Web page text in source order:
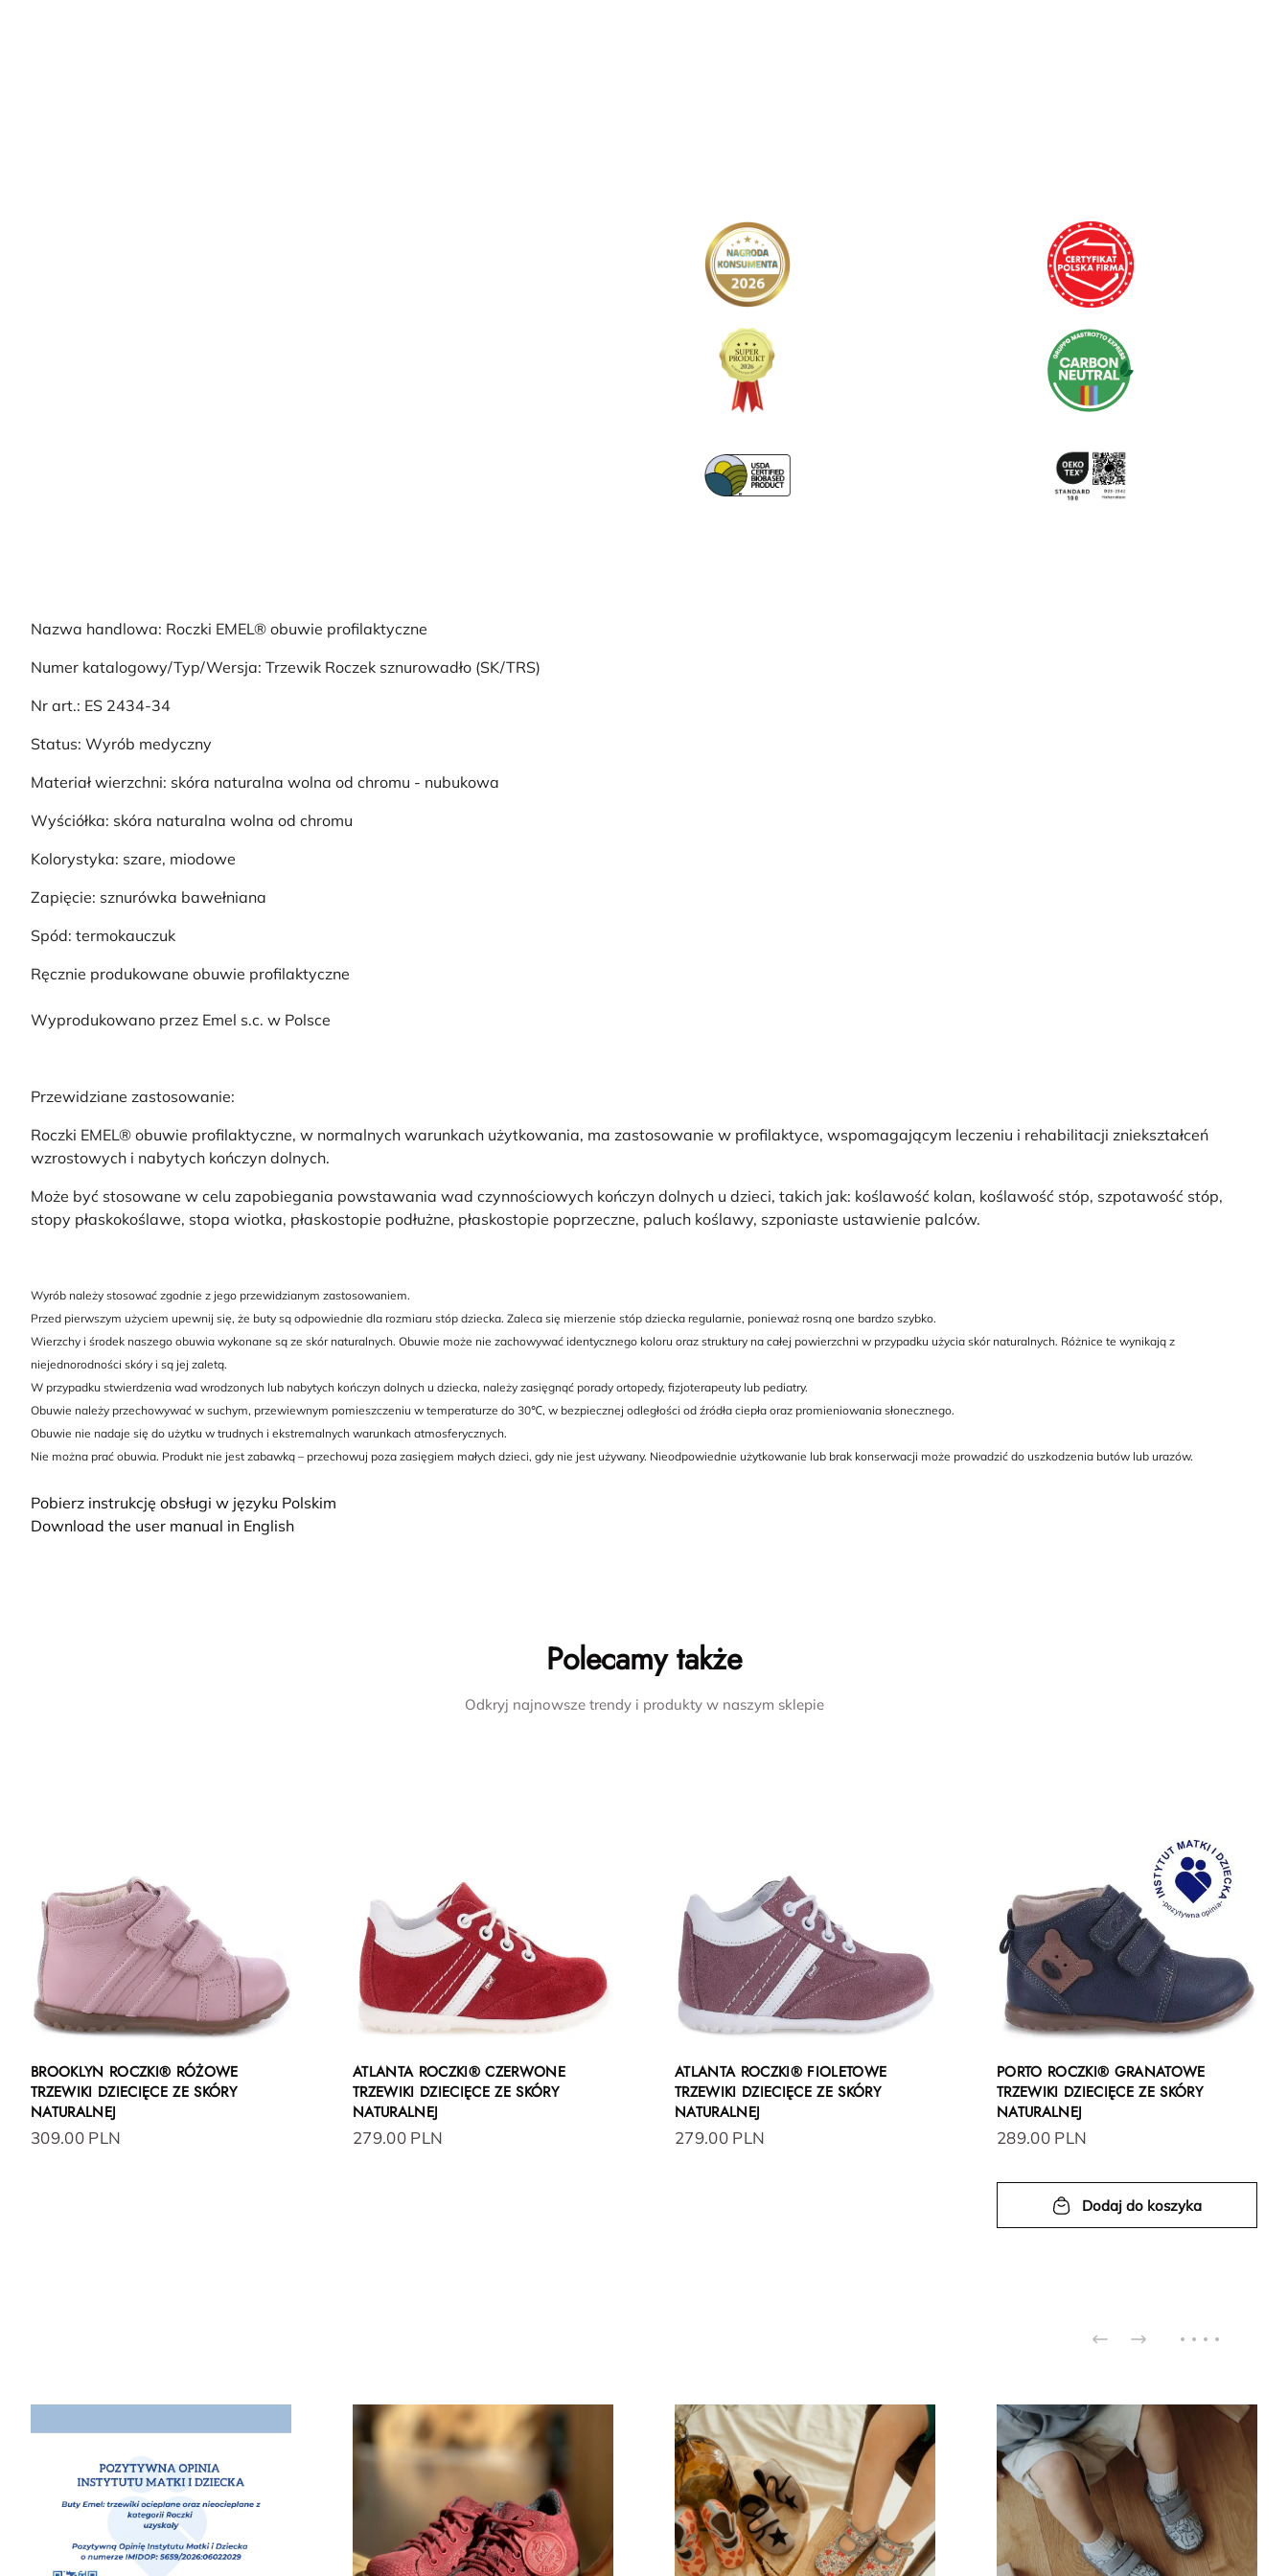
Nazwa handlowa: Roczki EMEL® obuwie profilaktyczne
Numer katalogowy/Typ/Wersja: Trzewik Roczek sznurowadło (SK/TRS)
Nr art.: ES 2434-34
Status: Wyrób medyczny
Materiał wierzchni: skóra naturalna wolna od chromu - nubukowa
Wyściółka: skóra naturalna wolna od chromu
Kolorystyka: szare, miodowe
Zapięcie: sznurówka bawełniana
Spód: termokauczuk
Ręcznie produkowane obuwie profilaktyczne
Wyprodukowano przez Emel s.c. w Polsce
Przewidziane zastosowanie:
Roczki EMEL® obuwie profilaktyczne, w normalnych warunkach użytkowania, ma zastosowanie w profilaktyce, wspomagającym leczeniu i rehabilitacji zniekształceń
wzrostowych i nabytych kończyn dolnych.
Może być stosowane w celu zapobiegania powstawania wad czynnościowych kończyn dolnych u dzieci, takich jak: koślawość kolan, koślawość stóp, szpotawość stóp,
stopy płaskokoślawe, stopa wiotka, płaskostopie podłużne, płaskostopie poprzeczne, paluch koślawy, szponiaste ustawienie palców.
Wyrób należy stosować zgodnie z jego przewidzianym zastosowaniem.
Przed pierwszym użyciem upewnij się, że buty są odpowiednie dla rozmiaru stóp dziecka. Zaleca się mierzenie stóp dziecka regularnie, ponieważ rosną one bardzo szybko.
Wierzchy i środek naszego obuwia wykonane są ze skór naturalnych. Obuwie może nie zachowywać identycznego koloru oraz struktury na całej powierzchni w przypadku użycia skór naturalnych. Różnice te wynikają z
niejednorodności skóry i są jej zaletą.
W przypadku stwierdzenia wad wrodzonych lub nabytych kończyn dolnych u dziecka, należy zasięgnąć porady ortopedy, fizjoterapeuty lub pediatry.
Obuwie należy przechowywać w suchym, przewiewnym pomieszczeniu w temperaturze do 30℃, w bezpiecznej odległości od źródła ciepła oraz promieniowania słonecznego.
Obuwie nie nadaje się do użytku w trudnych i ekstremalnych warunkach atmosferycznych.
Nie można prać obuwia. Produkt nie jest zabawką – przechowuj poza zasięgiem małych dzieci, gdy nie jest używany. Nieodpowiednie użytkowanie lub brak konserwacji może prowadzić do uszkodzenia butów lub urazów.
Pobierz instrukcję obsługi w języku Polskim
Download the user manual in English
Polecamy także
Odkryj najnowsze trendy i produkty w naszym sklepie
BROOKLYN ROCZKI® RÓŻOWE
TRZEWIKI DZIECIĘCE ZE SKÓRY
NATURALNEJ
309.00 PLN
ATLANTA ROCZKI® CZERWONE
TRZEWIKI DZIECIĘCE ZE SKÓRY
NATURALNEJ
279.00 PLN
ATLANTA ROCZKI® FIOLETOWE
TRZEWIKI DZIECIĘCE ZE SKÓRY
NATURALNEJ
279.00 PLN
PORTO ROCZKI® GRANATOWE
TRZEWIKI DZIECIĘCE ZE SKÓRY
NATURALNEJ
289.00 PLN
Dodaj do koszyka